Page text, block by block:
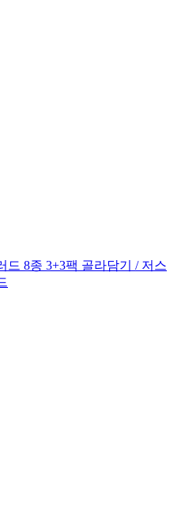
드 8종 3+3팩 골라담기 / 저스